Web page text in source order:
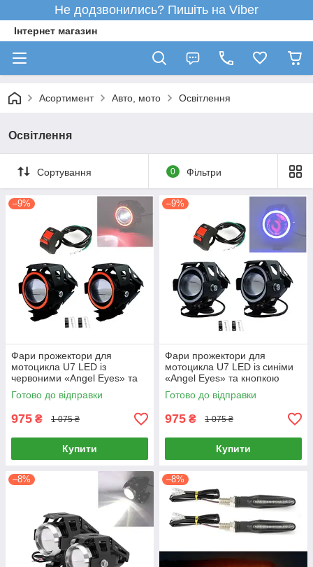
Не додзвонились? Пишіть на Viber
Інтернет магазин
Асортимент Авто, мото Освітлення
Освітлення
Сортування 0 Фільтри
–9%
Фари прожектори для
мотоцикла U7 LED із
червоними «Angel Eyes» та
кнопкою (12–60 В, 3000 лм,
CREE)
Готово до відправки
975 ₴ 1 075 ₴
Купити
–9%
Фари прожектори для
мотоцикла U7 LED із синіми
«Angel Eyes» та кнопкою
(12–60 В, 3000 лм, CREE)
Готово до відправки
975 ₴ 1 075 ₴
Купити
–8% –8%